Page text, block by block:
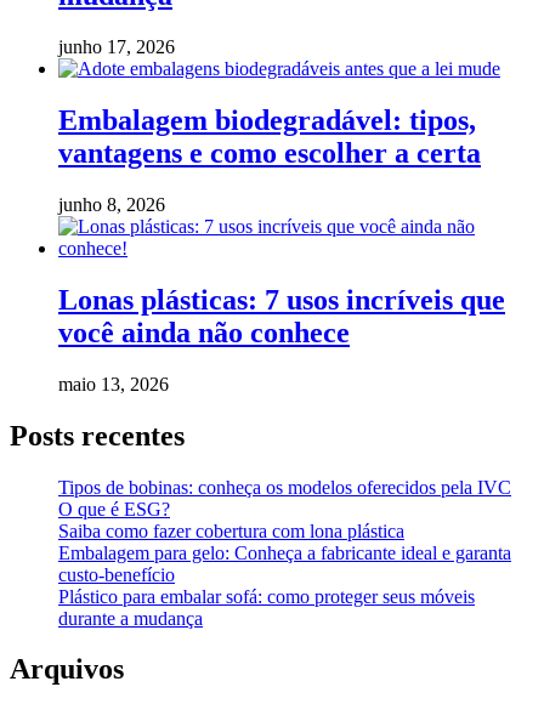
junho 17, 2026
Embalagem biodegradável: tipos,
vantagens e como escolher a certa
junho 8, 2026
Lonas plásticas: 7 usos incríveis que
você ainda não conhece
maio 13, 2026
Posts recentes
Tipos de bobinas: conheça os modelos oferecidos pela IVC
O que é ESG?
Saiba como fazer cobertura com lona plástica
Embalagem para gelo: Conheça a fabricante ideal e garanta
custo-benefício
Plástico para embalar sofá: como proteger seus móveis
durante a mudança
Arquivos